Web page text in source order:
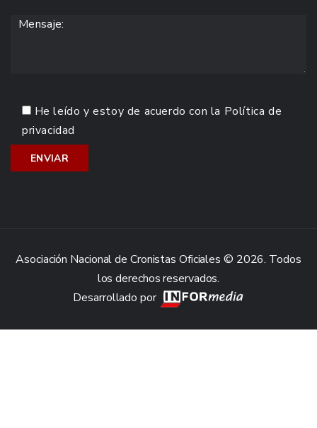
He leído y estoy de acuerdo con la Política de
privacidad
Asociación Nacional de Cronistas Oficiales © 2026. Todos
los derechos reservados.
Desarrollado por